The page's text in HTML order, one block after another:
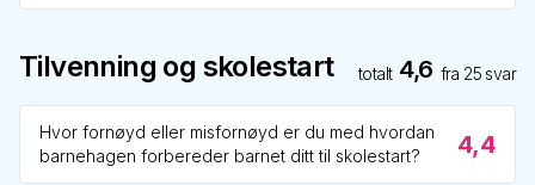
Tilvenning og skolestart totalt 4,6 fra 25 svar
Hvor fornøyd eller misfornøyd er du med hvordan
barnehagen forbereder barnet ditt til skolestart?
4,4